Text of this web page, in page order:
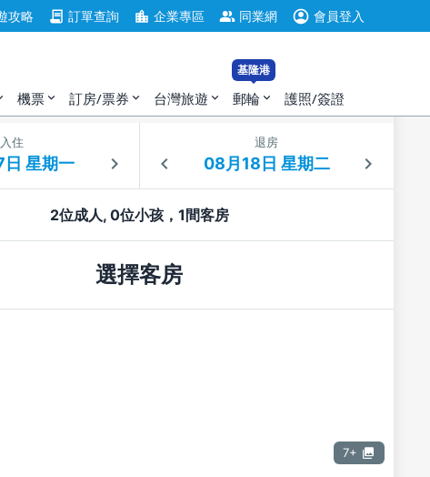
攻略 contract 訂單查詢 location_city 企業專區 group 同業網 account_circle 會員登入
機票 expand_more 訂房/票券 expand_more 台灣旅遊 expand_more
基隆港
郵輪 expand_more 護照/簽證
入住 退房
2位成人, 0位小孩，1間客房
選擇客房
7+